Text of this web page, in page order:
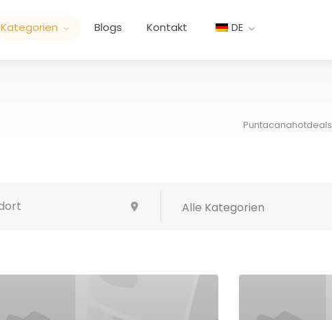
Kategorien Blogs Kontakt DE
Puntacanahotdeals
Alle Kategorien